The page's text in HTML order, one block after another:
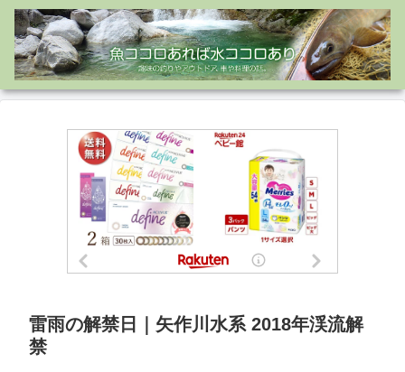
雷雨の解禁日｜矢作川水系 2018年渓流解
禁